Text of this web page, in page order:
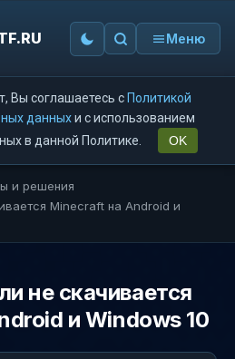
Меню
Вы соглашаетесь с Политикой
данныхи с использованием
в данной Политике.
OK
и решения
Minecraft на Android и
не скачивается
и Windows 10